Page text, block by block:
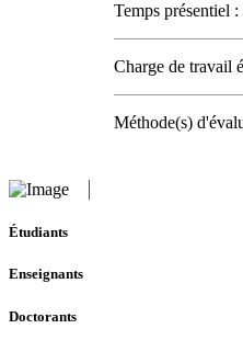
Temps présentiel :
Charge de travail
Méthode(s)
Étudiants
Enseignants
Doctorants